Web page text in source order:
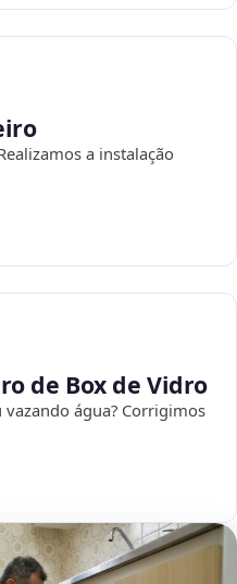
a instalação
de Box de Vidro
água? Corrigimos